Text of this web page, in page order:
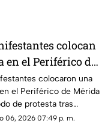
colocan
en el Periférico de
tras DESALOJO;
contra Huacho
colocaron una
el Periférico de Mérida
de protesta tras
de un asentamiento,
06, 2026 07:49 p. m.